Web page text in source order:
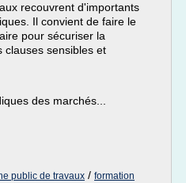
recouvrent d'importants
Il convient de faire le
pour sécuriser la
clauses sensibles et
des marchés...
public de travaux / formation